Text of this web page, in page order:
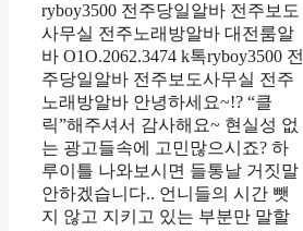
ryboy3500 전주당일알바 전주보도
사무실 전주노래방알바 대전룸알
바 O1O.2062.3474 k톡ryboy3500 전
주당일알바 전주보도사무실 전주
노래방알바 안녕하세요~!? “클
릭”해주셔서 감사해요~ 현실성 없
는 광고들속에 고민많으시죠? 하
루이틀 나와보시면 들통날 거짓말
안하겠습니다.. 언니들의 시간 뺏
지 않고 지키고 있는 부분만 말할